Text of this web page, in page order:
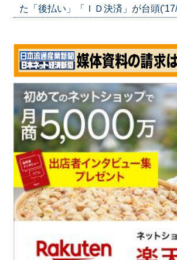
た「後払い」「ＩＤ決済」が台頭